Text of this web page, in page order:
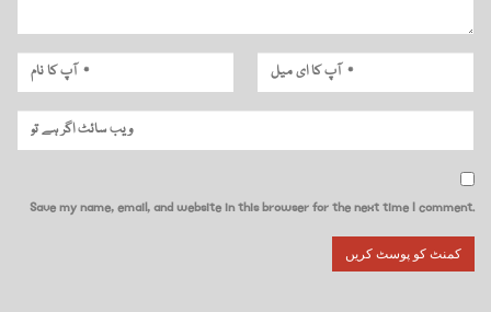
Save my name, email, and website in this browser for the next time I comment.